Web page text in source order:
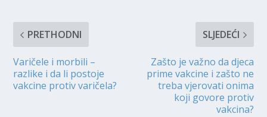
PRETHODNI
Varičele i morbili –
razlike i da li postoje
vakcine protiv varičela?
SLJEDEĆI
Zašto je važno da djeca
prime vakcine i zašto ne
treba vjerovati onima
koji govore protiv
vakcina?